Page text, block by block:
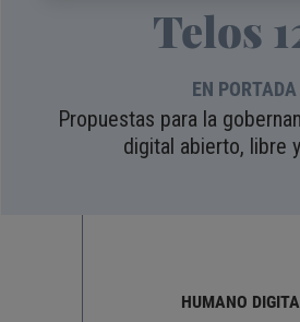
Telos
EN PORTADA
Propuestas para la
digital abierto, libre
HUMANO